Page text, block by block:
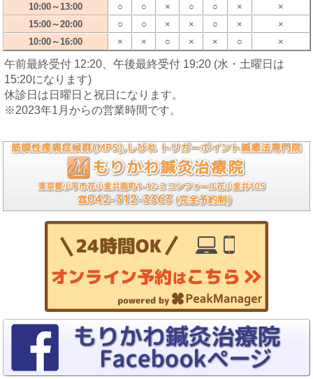
10:00～13:00
○ ○ × ○ ○ ×
×
15:00～20:00
○ ○ × × ○ ×
×
10:00～16:00
× × ○ × × ○ ×
午前最終受付 12:20、午後最終受付 19:20 (水・土曜日は
15:20になります)
休診日は日曜日と祝日になります。
※2023年1月からの営業時間です。